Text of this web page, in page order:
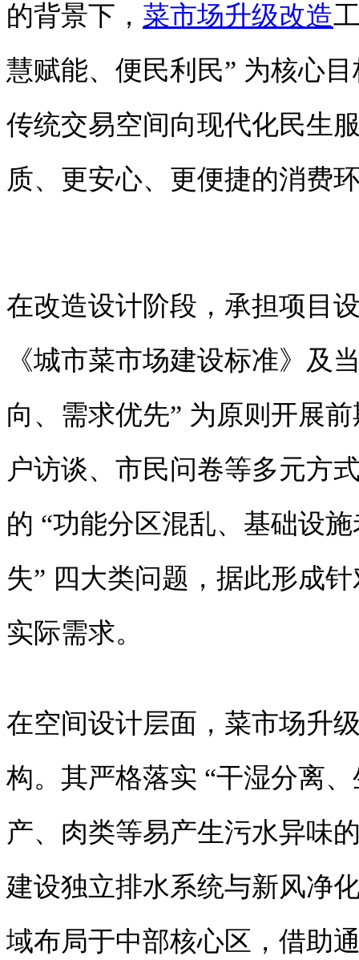
的背景下， 菜市场升级改造
慧赋能、便民利民” 为核心
传统交易空间向现代化民生
质、更安心、更便捷的消费
在改造设计阶段，承担项目
《城市菜市场建设标准》及
向、需求优先” 为原则开展
户访谈、市民问卷等多元方
的 “功能分区混乱、基础设
失” 四大类问题，据此形成
实际需求。
在空间设计层面，菜市场升
构。其严格落实 “干湿分离
产、肉类等易产生污水异味
建设独立排水系统与新风净
域布局于中部核心区，借助